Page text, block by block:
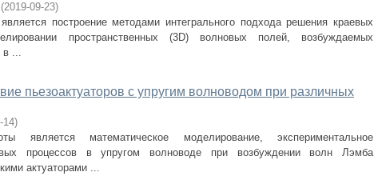
(2019-09-23)
построение методами интегрального подхода решения краевых
пространственных (3D) волновых полей, возбуждаемых
в ...
пьезоактуаторов с упругим волноводом при различных
14)
является математическое моделирование, экспериментальное
процессов в упругом волноводе при возбуждении волн Лэмба
актуаторами ...